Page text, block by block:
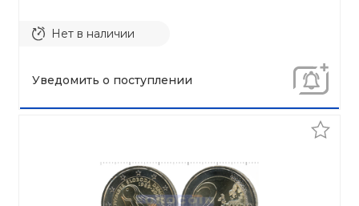
Нет в наличии
Уведомить о поступлении